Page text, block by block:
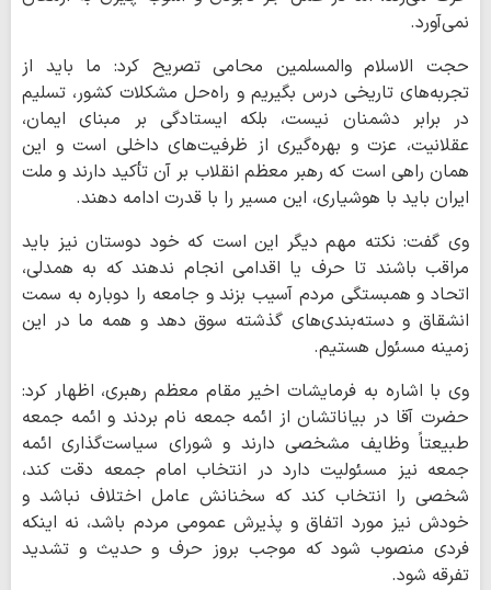
نمی‌آورد.
حجت الاسلام والمسلمین محامی تصریح کرد: ما باید از
تجربه‌های تاریخی درس بگیریم و راه‌حل مشکلات کشور، تسلیم
در برابر دشمنان نیست، بلکه ایستادگی بر مبنای ایمان،
عقلانیت، عزت و بهره‌گیری از ظرفیت‌های داخلی است و این
همان راهی است که رهبر معظم انقلاب بر آن تأکید دارند و ملت
ایران باید با هوشیاری، این مسیر را با قدرت ادامه دهند.
وی گفت: نکته مهم دیگر این است که خود دوستان نیز باید
مراقب باشند تا حرف یا اقدامی انجام ندهند که به همدلی،
اتحاد و همبستگی مردم آسیب بزند و جامعه را دوباره به سمت
انشقاق و دسته‌بندی‌های گذشته سوق دهد و همه ما در این
زمینه مسئول هستیم.
وی با اشاره به فرمایشات اخیر مقام معظم رهبری، اظهار کرد:
حضرت آقا در بیاناتشان از ائمه جمعه نام بردند و ائمه جمعه
طبیعتاً وظایف مشخصی دارند و شورای سیاست‌گذاری ائمه
جمعه نیز مسئولیت دارد در انتخاب امام جمعه دقت کند،
شخصی را انتخاب کند که سخنانش عامل اختلاف نباشد و
خودش نیز مورد اتفاق و پذیرش عمومی مردم باشد، نه اینکه
فردی منصوب شود که موجب بروز حرف و حدیث و تشدید
تفرقه شود.